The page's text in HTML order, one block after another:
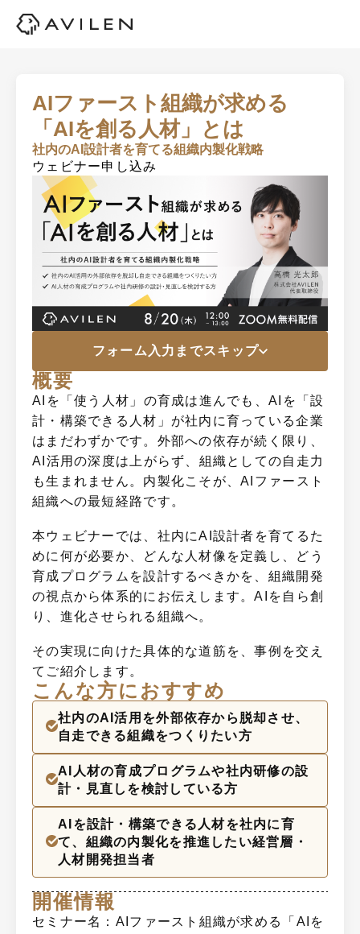
AIファースト組織が求める
「AIを創る人材」とは
社内のAI設計者を育てる組織内製化戦略
ウェビナー申し込み
フォーム入力までスキップ
概要
AIを「使う人材」の育成は進んでも、AIを「設
計・構築できる人材」が社内に育っている企業
はまだわずかです。外部への依存が続く限り、
AI活用の深度は上がらず、組織としての自走力
も生まれません。内製化こそが、AIファースト
組織への最短経路です。
本ウェビナーでは、社内にAI設計者を育てるた
めに何が必要か、どんな人材像を定義し、どう
育成プログラムを設計するべきかを、組織開発
の視点から体系的にお伝えします。AIを自ら創
り、進化させられる組織へ。
その実現に向けた具体的な道筋を、事例を交え
てご紹介します。
こんな方におすすめ
社内のAI活用を外部依存から脱却させ、
自走できる組織をつくりたい方
AI人材の育成プログラムや社内研修の設
計・見直しを検討している方
AIを設計・構築できる人材を社内に育
て、組織の内製化を推進したい経営層・
人材開発担当者
開催情報
セミナー名：AIファースト組織が求める「AIを